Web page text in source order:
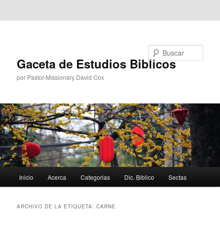
Gaceta de Estudios Biblicos
por Pastor-Missionary David Cox
principal
Inicio Acerca Categorias Dic. Biblico Sectas
ARCHIVO DE LA ETIQUETA:CARNE